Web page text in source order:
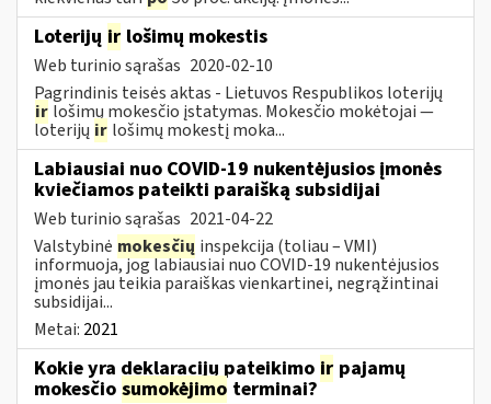
Loterijų ir lošimų mokestis
Web turinio sąrašas 2020-02-10
Pagrindinis teisės aktas - Lietuvos Respublikos loterijų
ir lošimų mokesčio įstatymas. Mokesčio mokėtojai —
loterijų ir lošimų mokestį moka...
Labiausiai nuo COVID-19 nukentėjusios įmonės
kviečiamos pateikti paraišką subsidijai
Web turinio sąrašas 2021-04-22
Valstybinė mokesčių inspekcija (toliau – VMI)
informuoja, jog labiausiai nuo COVID-19 nukentėjusios
įmonės jau teikia paraiškas vienkartinei, negrąžintinai
subsidijai...
Metai: 2021
Kokie yra deklaracijų pateikimo ir pajamų
mokesčio sumokėjimo terminai?